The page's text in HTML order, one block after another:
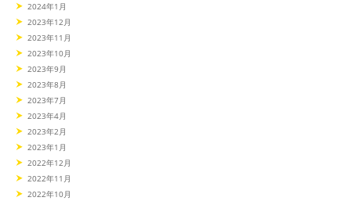
2024年1月
2023年12月
2023年11月
2023年10月
2023年9月
2023年8月
2023年7月
2023年4月
2023年2月
2023年1月
2022年12月
2022年11月
2022年10月